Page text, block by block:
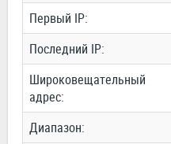
Первый IP:
Последний IP:
Широковещательный
адрес:
Диапазон: